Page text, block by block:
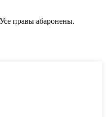
правы абаронены.